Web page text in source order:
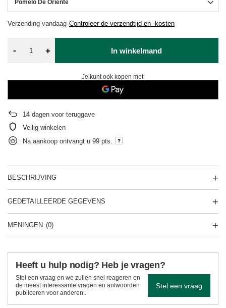
Pomelo De Oriente
Verzending vandaag Controleer de verzendtijd en -kosten
- + In winkelmand
Je kunt ook kopen met:
14 dagen voor teruggave
Veilig winkelen
Na aankoop ontvangt u 99 pts.
BESCHRIJVING
GEDETAILLEERDE GEGEVENS
MENINGEN (0)
Heeft u hulp nodig? Heb je vragen?
Stel een vraag en we zullen snel reageren en
de meest interessante vragen en antwoorden
publiceren voor anderen..
Stel een vraag